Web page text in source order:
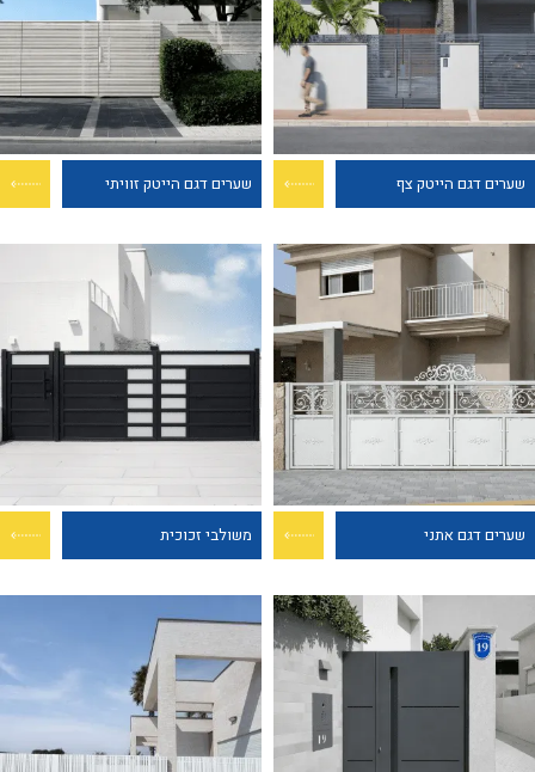
שערים דגם הייטק צף שערים דגם הייטק זוויתי
שערים דגם אתני משולבי זכוכית